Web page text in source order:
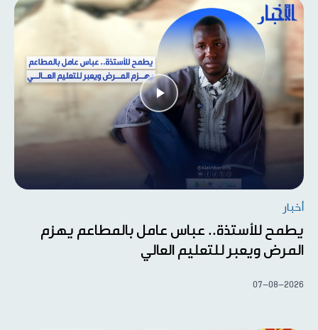
أخبار
يطمح للأستذة.. عباس عامل بالمطاعم يهزم
المرض ويعبر للتعليم العالي
07-08-2026